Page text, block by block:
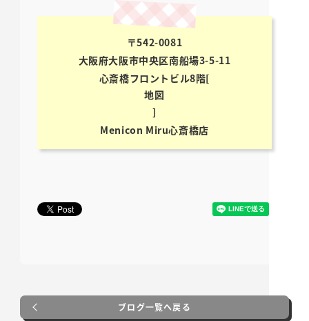
〒542-0081
大阪府大阪市中央区南船場3-5-11
心斎橋フロントビル8階[
地図
]
Menicon Miru心斎橋店
ブログ一覧へ戻る